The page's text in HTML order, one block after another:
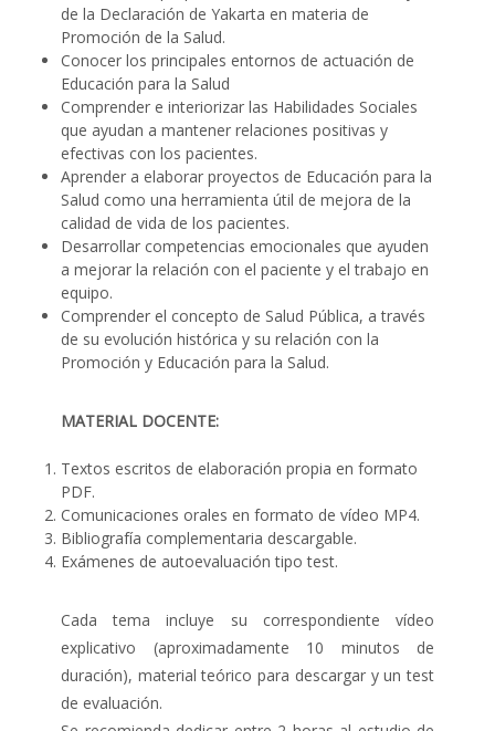
de la Declaración de Yakarta en materia de
Promoción de la Salud.
Conocer los principales entornos de actuación de
Educación para la Salud
Comprender e interiorizar las Habilidades Sociales
que ayudan a mantener relaciones positivas y
efectivas con los pacientes.
Aprender a elaborar proyectos de Educación para la
Salud como una herramienta útil de mejora de la
calidad de vida de los pacientes.
Desarrollar competencias emocionales que ayuden
a mejorar la relación con el paciente y el trabajo en
equipo.
Comprender el concepto de Salud Pública, a través
de su evolución histórica y su relación con la
Promoción y Educación para la Salud.
MATERIAL DOCENTE:
Textos escritos de elaboración propia en formato
PDF.
Comunicaciones orales en formato de vídeo MP4.
Bibliografía complementaria descargable.
Exámenes de autoevaluación tipo test.
Cada tema incluye su correspondiente vídeo
explicativo (aproximadamente 10 minutos de
duración), material teórico para descargar y un test
de evaluación.